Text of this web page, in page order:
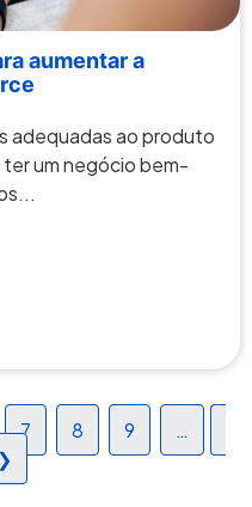
aumentar a
adequadas ao produto
um negócio bem-
7 8 9
…
❯